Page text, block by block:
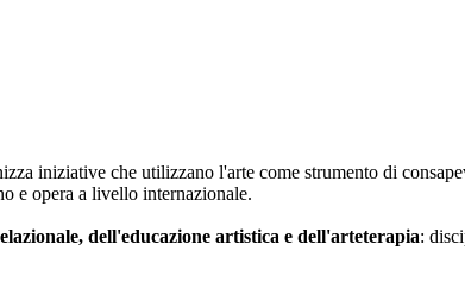
iniziative che utilizzano l'arte come strumento di
e opera a livello internazionale.
dell'educazione artistica e dell'arteterapia: